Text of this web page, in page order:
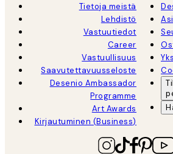
Tietoja meistä
Lehdistö
Vastuutiedot
Career
Vastuullisuus
Saavutettavuusseloste
Desenio Ambassador
Programme
Art Awards
Kirjautuminen (Business)